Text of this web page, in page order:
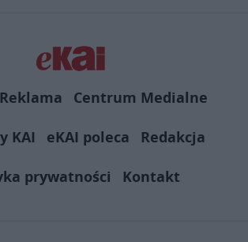
Reklama
Centrum Medialne
KAI
eKAI poleca
Redakcja
prywatności
Kontakt